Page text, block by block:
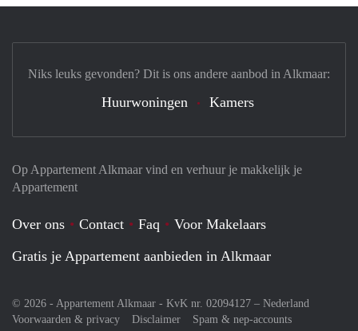
Op Appartement Alkmaar vind en verhuur je makkelijk je
Appartement
Over ons Contact Faq
Voor Makelaars
Gratis je Appartement aanbieden in Alkmaar
© 2026 - Appartement Alkmaar - KvK nr. 02094127 – Nederland
Voorwaarden & privacy
Disclaimer
Spam & nep-accounts
Niks leuks gevonden? Dit is ons andere aanbod in Alkmaar:
Huurwoningen Kamers